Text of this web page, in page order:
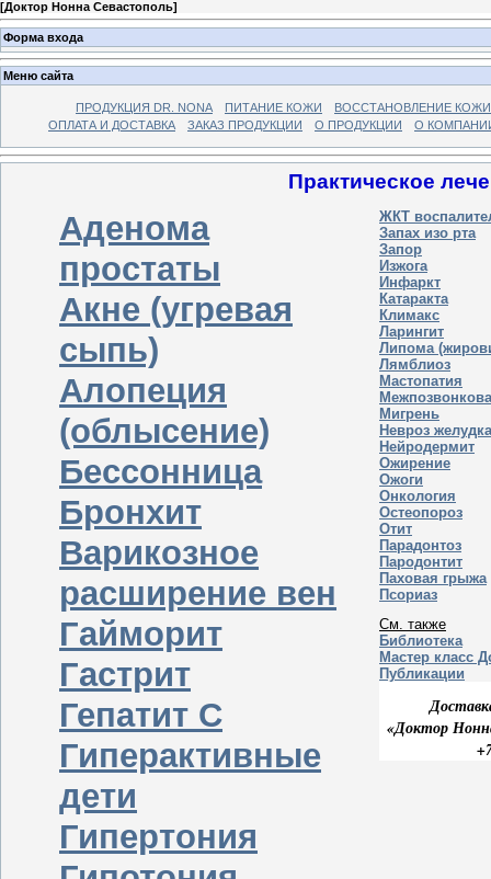
[Доктор Нонна Севастополь]
Форма входа
Меню сайта
ПРОДУКЦИЯ DR. NONA ПИТАНИЕ КОЖИ
ВОССТАНОВЛЕНИЕ КОЖИ
ОПЛАТА И ДОСТАВКА
ЗАКАЗ ПРОДУКЦИИ О ПРОДУКЦИИ О
Практическое
Аденома
простаты
Акне (угревая
сыпь)
Алопеция
(облысение)
Бессонница
Бронхит
Варикозное
расширение вен
Гайморит
Гастрит
Гепатит С
Гиперактивные
дети
Гипертония
ЖКТ
Запах изо рта
Запор
Изжога
Инфаркт
Катаракта
Климакс
Ларингит
Липома
Лямблиоз
Мастопатия
Мигрень
Невроз желудка
Нейродермит
Ожирение
Ожоги
Онкология
Остеопороз
Отит
Парадонтоз
Пародонтит
Паховая грыжа
Псориаз
См. также
Библиотека
Мастер класс
Публикации
«Доктор